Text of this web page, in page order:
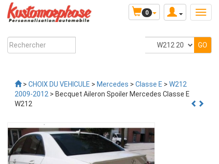
0
> CHOIX DU VEHICULE > Mercedes > Classe E > W212
2009-2012 > Becquet Aileron Spoiler Mercedes Classe E
W212